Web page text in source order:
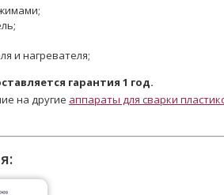
и нагревателя;
гарантия 1 год.
на другие аппараты для сварки